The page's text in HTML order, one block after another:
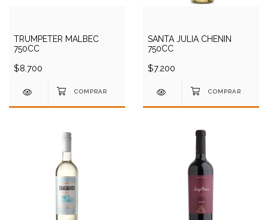
TRUMPETER MALBEC
750CC
$8.700
SANTA JULIA CHENIN
750CC
$7.200